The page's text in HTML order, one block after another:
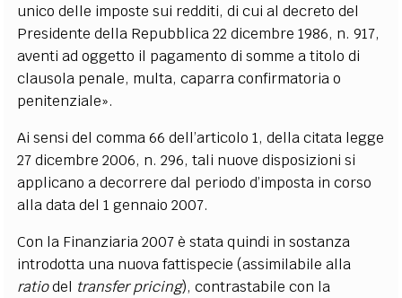
unico delle imposte sui redditi, di cui al decreto del
Presidente della Repubblica 22 dicembre 1986, n. 917,
aventi ad oggetto il pagamento di somme a titolo di
clausola penale, multa, caparra confirmatoria o
penitenziale».
Ai sensi del comma 66 dell’articolo 1, della citata legge
27 dicembre 2006, n. 296, tali nuove disposizioni si
applicano a decorrere dal periodo d’imposta in corso
alla data del 1 gennaio 2007.
Con la Finanziaria 2007 è stata quindi in sostanza
introdotta una nuova fattispecie (assimilabile alla
ratiodel transfer pricing), contrastabile con la